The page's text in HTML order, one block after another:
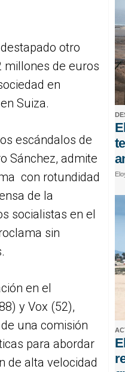
otro
millones de euros
en
Suiza.
escándalos de
Sánchez, admite
con rotundidad
de la
socialistas en el
sin
en el
y Vox (52),
una comisión
para abordar
de alta velocidad